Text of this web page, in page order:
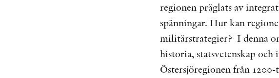
regionen präglats av
spänningar. Hur kan
militärstrategier? I denna
historia, statsvetenskap
Östersjöregionen från